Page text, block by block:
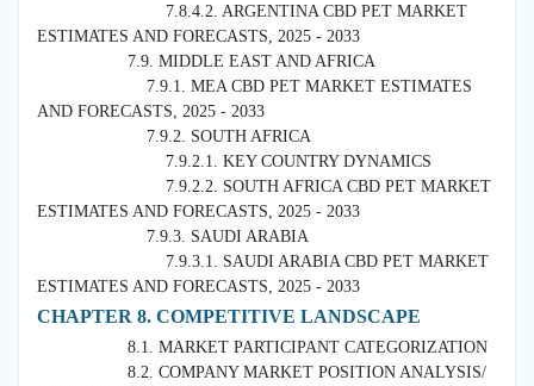
7.8.4.2. ARGENTINA CBD PET MARKET
ESTIMATES AND FORECASTS, 2025 - 2033
7.9. MIDDLE EAST AND AFRICA
7.9.1. MEA CBD PET MARKET ESTIMATES
AND FORECASTS, 2025 - 2033
7.9.2. SOUTH AFRICA
7.9.2.1. KEY COUNTRY DYNAMICS
7.9.2.2. SOUTH AFRICA CBD PET MARKET
ESTIMATES AND FORECASTS, 2025 - 2033
7.9.3. SAUDI ARABIA
7.9.3.1. SAUDI ARABIA CBD PET MARKET
ESTIMATES AND FORECASTS, 2025 - 2033
CHAPTER 8. COMPETITIVE LANDSCAPE
8.1. MARKET PARTICIPANT CATEGORIZATION
8.2. COMPANY MARKET POSITION ANALYSIS/